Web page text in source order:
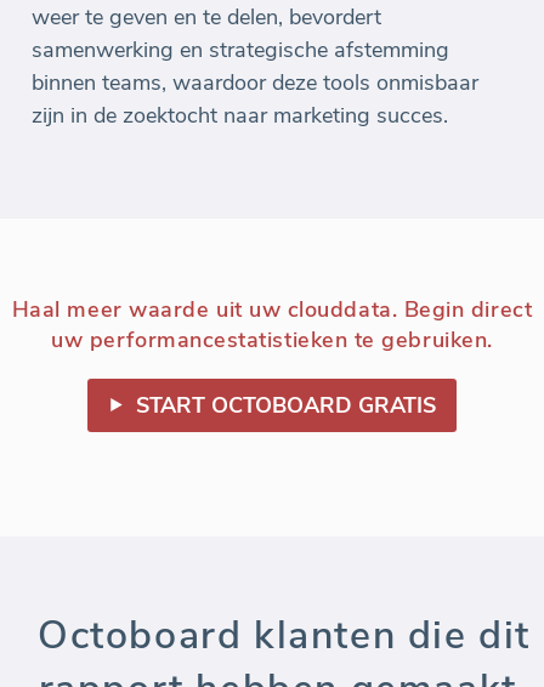
weer te geven en te delen, bevordert
samenwerking en strategische afstemming
binnen teams, waardoor deze tools onmisbaar
zijn in de zoektocht naar marketing succes.
Haal meer waarde uit uw clouddata. Begin direct
uw performancestatistieken te gebruiken.
START OCTOBOARD GRATIS
Octoboard klanten die dit